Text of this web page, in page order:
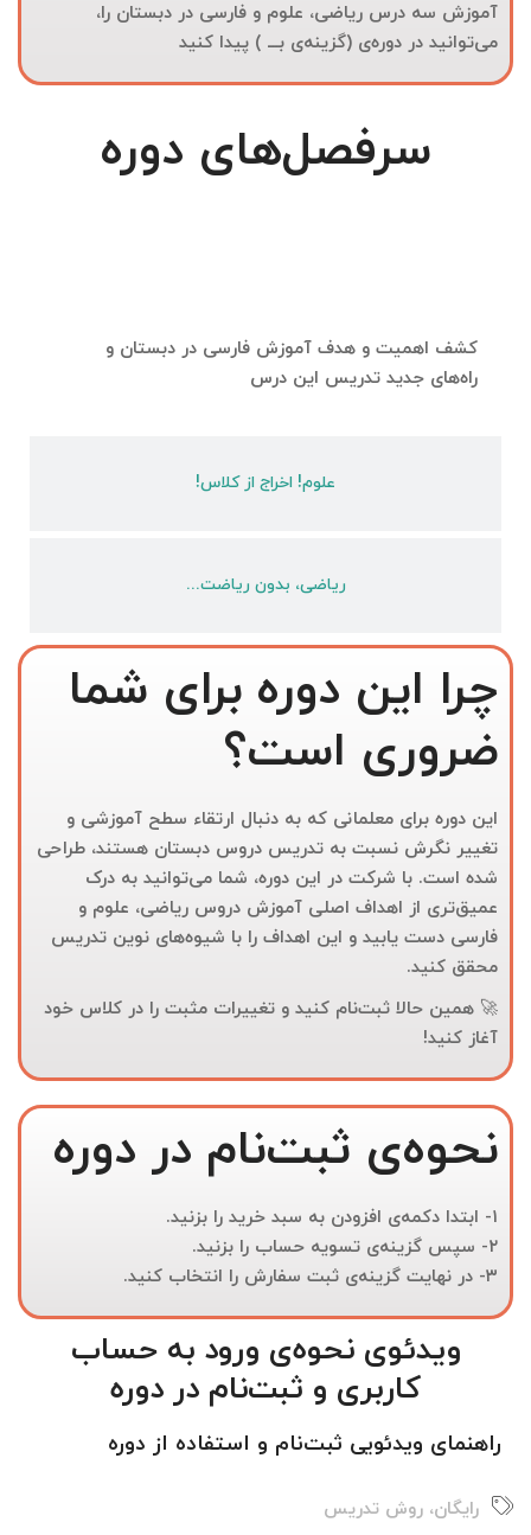
آموزش سه درس ریاضی، علوم و فارسی در دبستان را،
می‌توانید در دوره‌ی (گزینه‌ی بـــ ) پیدا کنید
سرفصل‌های دوره
علوم! اخراج از کلاس!
ریاضی، بدون ریاضت...
کشف اهمیت و هدف آموزش فارسی در دبستان و
راه‌های جدید تدریس این درس
چرا این دوره برای شما
ضروری است؟
این دوره برای معلمانی که به دنبال ارتقاء سطح آموزشی و
تغییر نگرش نسبت به تدریس دروس دبستان هستند، طراحی
شده است. با شرکت در این دوره، شما می‌توانید به درک
عمیق‌تری از اهداف اصلی آموزش دروس ریاضی، علوم و
فارسی دست یابید و این اهداف را با شیوه‌های نوین تدریس
محقق کنید.
🚀 همین حالا ثبت‌نام کنید و تغییرات مثبت را در کلاس خود
آغاز کنید!
نحوه‌ی ثبت‌نام در دوره
۱- ابتدا دکمه‌ی افزودن به سبد خرید را بزنید.
۲- سپس گزینه‌ی تسویه حساب را بزنید.
۳- در نهایت گزینه‌ی ثبت سفارش را انتخاب کنید.​
ویدئوی نحوه‌ی ورود به حساب
کاربری و ثبت‌نام در دوره
راهنمای ویدئویی ثبت‌نام و استفاده از دوره
رایگان، روش تدریس